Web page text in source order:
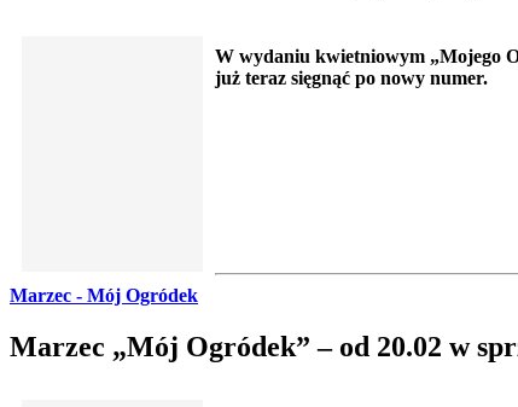
W wydaniu kwietniowym „Mojego
już teraz sięgnąć po nowy numer.
Marzec - Mój Ogródek
Marzec „Mój Ogródek” – od 20.02 w